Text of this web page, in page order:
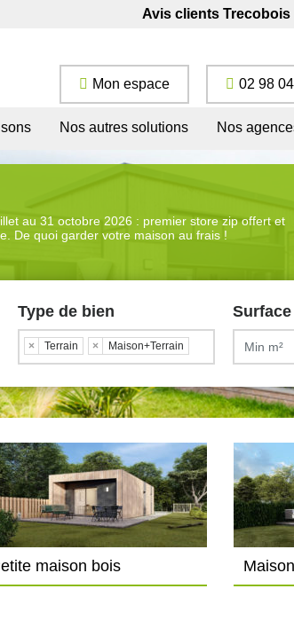
Avis clients Trecobois
Mon espace 02 98
Nos autres solutions Nos
au 31 octobre 2026 : premier store zip offert et
De quoi garder votre maison au frais !
Type de bien
× Terrain × Maison+Terrain
maison bois